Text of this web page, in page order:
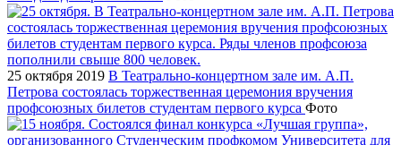
25 октября 2019 В Театрально-концертном зале им. А.П.
Петрова состоялась торжественная церемония вручения
профсоюзных билетов студентам первого курса Фото